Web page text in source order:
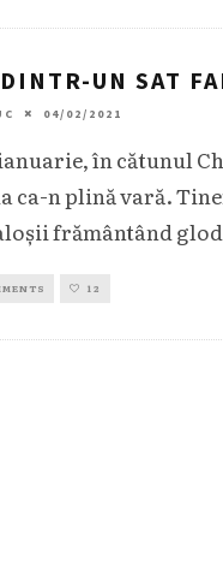
UN SAT
04/02/2021
în cătunul
ca-n plină vară.
frământând
12